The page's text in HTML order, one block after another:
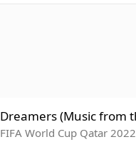
Dreamers (Music from
up Qatar 2022 Official
FIFA World Cup Qatar